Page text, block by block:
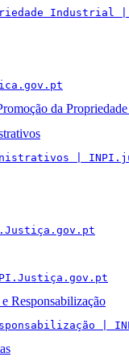
Industrial
da
|
Responsabilização
|